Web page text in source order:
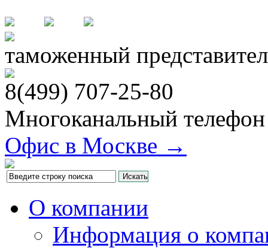
таможенный
8(499) 707-25-80
Многоканальный
Офис в Москве →
О компании
Информация о